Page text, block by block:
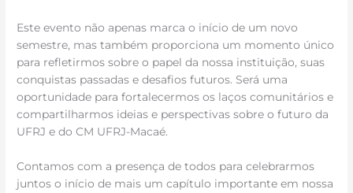
Este evento não apenas marca o início de um novo
semestre, mas também proporciona um momento único
para refletirmos sobre o papel da nossa instituição, suas
conquistas passadas e desafios futuros. Será uma
oportunidade para fortalecermos os laços comunitários e
compartilharmos ideias e perspectivas sobre o futuro da
UFRJ e do CM UFRJ-Macaé.
Contamos com a presença de todos para celebrarmos
juntos o início de mais um capítulo importante em nossa